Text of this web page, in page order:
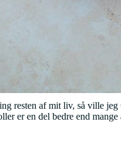
resten af mit liv, så ville
er en del bedre end